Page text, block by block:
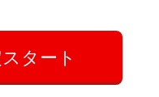
タート